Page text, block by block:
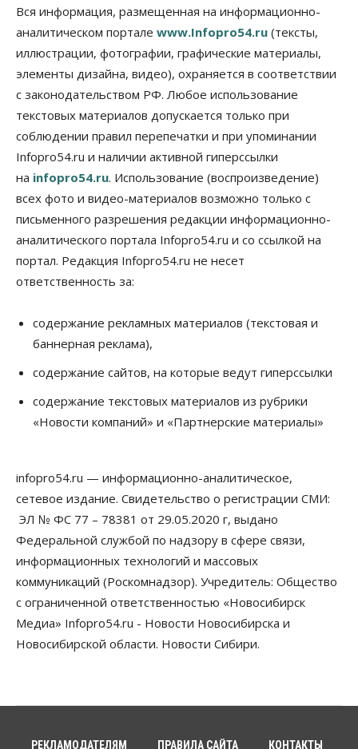
В Новосибирске прошёл митинг
против нового закона о памятниках
07 Августа 2026, 18:00
Бизнес
В аэропорту Толмачёво завершены работы по
бетонированию рулежных дорожек
07 Августа 2026, 17:00
Бизнес Общество
Новосибирцы стали реже оформлять
дома по упрощенной схеме
07 Августа 2026, 16:00
Общество Право&Порядок
Роспотребнадзор изъял почти полторы тонны
мяса в Новосибирской области
Расходы новосибирцев на спорт выросли на 40%
за полгода
07 Августа 2026, 14:35
07 Августа 2026, 14:00
07 Августа 2026, 13:55
Авто Общество
Треть автовладельцев в Новосибирской области
«поставили машины на прикол»
07 Августа 2026, 13:00
Власть
Школы, библиотеки, пешеходные тротуары:
депутаты Госдумы контролируют работы на
социальных объектах
07 Августа 2026, 12:35
Синоптики рассказали о погоде в Новосибирске
Вся информация, размещенная на информационно-
аналитическом портале www.Infopro54.ru (тексты,
иллюстрации, фотографии, графические материалы,
элементы дизайна, видео), охраняется в соответствии
с законодательством РФ. Любое использование
текстовых материалов допускается только при
соблюдении правил перепечатки и при упоминании
Infopro54.ru и наличии активной гиперссылки
на infopro54.ru. Использование (воспроизведение)
всех фото и видео-материалов возможно только с
письменного разрешения редакции информационно-
аналитического портала Infopro54.ru и со ссылкой на
портал. Редакция Infopro54.ru не несет
ответственность за:
содержание рекламных материалов (текстовая и
баннерная реклама),
содержание сайтов, на которые ведут гиперссылки
содержание текстовых материалов из рубрики
«Новости компаний» и «Партнерские материалы»
infopro54.ru — информационно-аналитическое,
сетевое издание. Свидетельство о регистрации СМИ:
ЭЛ № ФС 77 – 78381 от 29.05.2020 г, выдано
Федеральной службой по надзору в сфере связи,
информационных технологий и массовых
коммуникаций (Роскомнадзор). Учредитель: Общество
с ограниченной ответственностью «Новосибирск
Медиа» Infopro54.ru - Новости Новосибирска и
Новосибирской области. Новости Сибири.
РЕКЛАМОДАТЕЛЯМ ПРАВИЛА САЙТА КОНТАКТЫ